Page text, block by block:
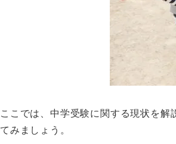
ここでは、中学受験に関する現状を
てみましょう。